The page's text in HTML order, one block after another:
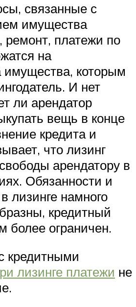
связанные с
имущества
платежи по
на
имущества, которым
И нет
ли арендатор
вещь в конце
кредита и
что лизинг
арендатору в
Обязанности и
лизинге намного
кредитный
более ограничен.
кредитными
лизинге платежи не